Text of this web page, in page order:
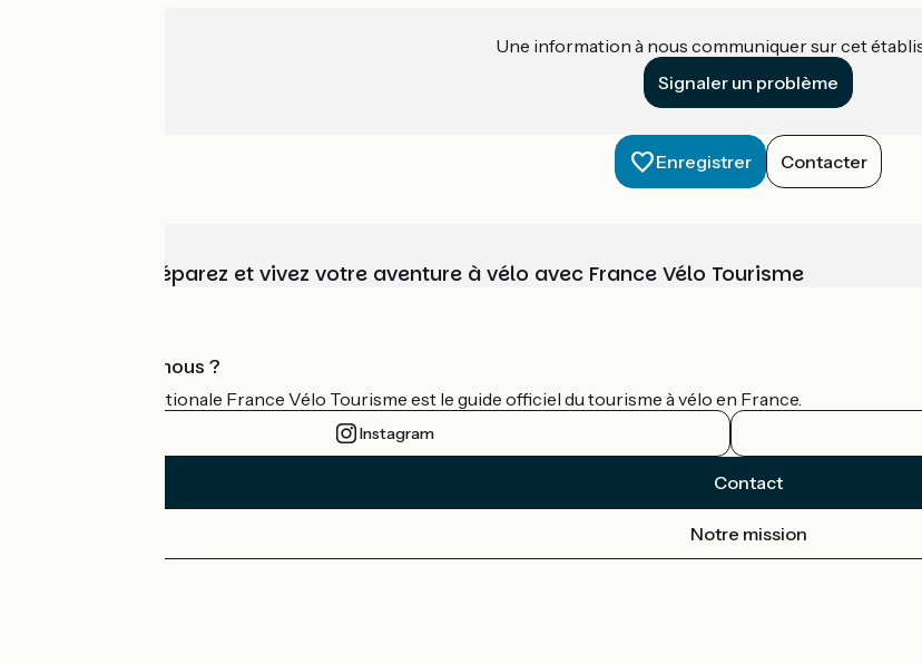
Une information à nous communiquer sur cet
Signaler un problème
Enregistrer Contacter
Choisissez, préparez et vivez votre aventure à vélo avec France Vélo Tourisme
Qui sommes-nous ?
L'association nationale France Vélo Tourisme est le guide officiel du tourisme à vélo en France.
Instagram
Contact
Notre mission